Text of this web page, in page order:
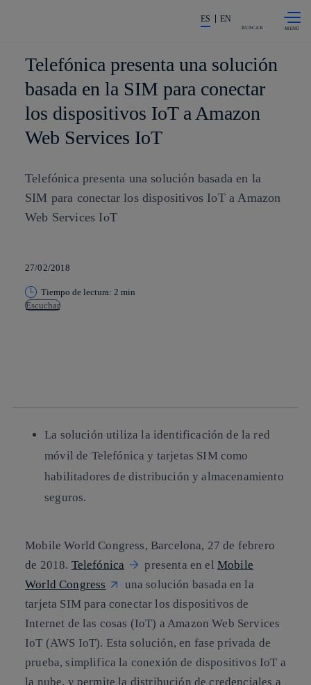
La acción en accionistas e
ES EN
BUSCAR
Telefónica presenta una solución
basada en la SIM para conectar
los dispositivos IoT a Amazon
Web Services IoT
Telefónica presenta una solución basada en la
SIM para conectar los dispositivos IoT a Amazon
Web Services IoT
27/02/2018
Tiempo de lectura: 2 min
Escuchar
La solución utiliza la identificación de la red
móvil de Telefónica y tarjetas SIM como
habilitadores de distribución y almacenamiento
seguros.
Mobile World Congress, Barcelona, 27 de febrero
de 2018. Telefónica presenta en el Mobile
World Congress
una solución basada en la
tarjeta SIM para conectar los dispositivos de
Internet de las cosas (IoT) a Amazon Web Services
IoT (AWS IoT). Esta solución, en fase privada de
prueba, simplifica la conexión de dispositivos IoT a
la nube, y permite la distribución de credenciales a